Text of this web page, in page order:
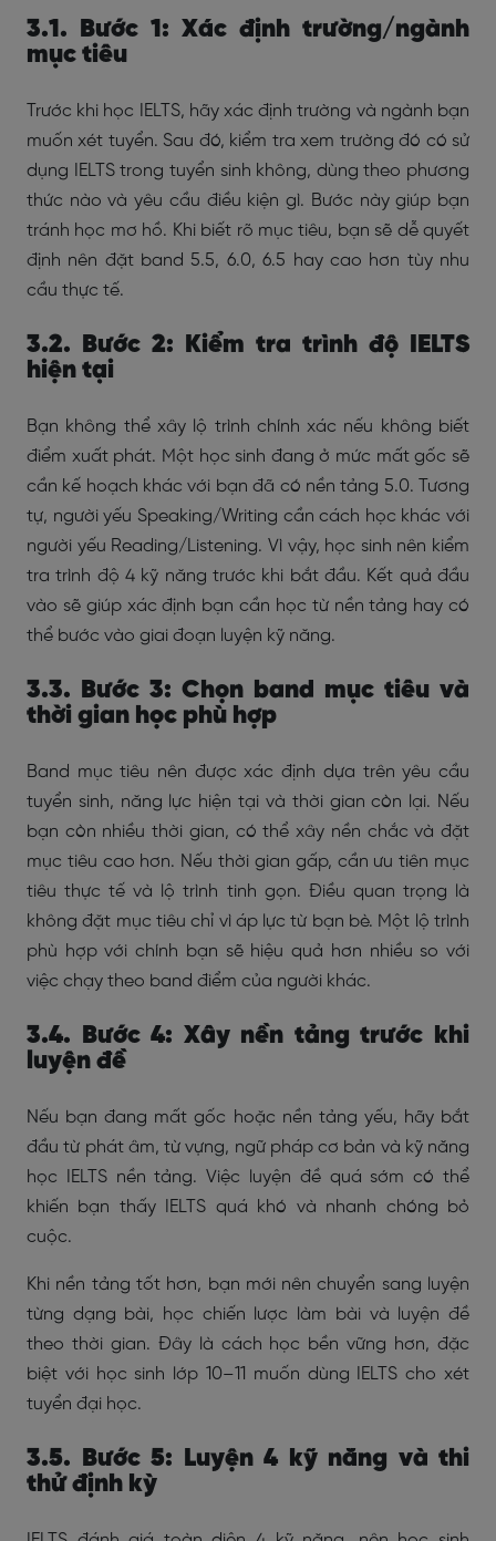
3.1. Bước 1: Xác định trường/ngành
mục tiêu
Trước khi học IELTS, hãy xác định trường và ngành bạn
muốn xét tuyển. Sau đó, kiểm tra xem trường đó có sử
dụng IELTS trong tuyển sinh không, dùng theo phương
thức nào và yêu cầu điều kiện gì. Bước này giúp bạn
tránh học mơ hồ. Khi biết rõ mục tiêu, bạn sẽ dễ quyết
định nên đặt band 5.5, 6.0, 6.5 hay cao hơn tùy nhu
cầu thực tế.
3.2. Bước 2: Kiểm tra trình độ IELTS
hiện tại
Bạn không thể xây lộ trình chính xác nếu không biết
điểm xuất phát. Một học sinh đang ở mức mất gốc sẽ
cần kế hoạch khác với bạn đã có nền tảng 5.0. Tương
tự, người yếu Speaking/Writing cần cách học khác với
người yếu Reading/Listening. Vì vậy, học sinh nên kiểm
tra trình độ 4 kỹ năng trước khi bắt đầu. Kết quả đầu
vào sẽ giúp xác định bạn cần học từ nền tảng hay có
thể bước vào giai đoạn luyện kỹ năng.
3.3. Bước 3: Chọn band mục tiêu và
thời gian học phù hợp
Band mục tiêu nên được xác định dựa trên yêu cầu
tuyển sinh, năng lực hiện tại và thời gian còn lại. Nếu
bạn còn nhiều thời gian, có thể xây nền chắc và đặt
mục tiêu cao hơn. Nếu thời gian gấp, cần ưu tiên mục
tiêu thực tế và lộ trình tinh gọn. Điều quan trọng là
không đặt mục tiêu chỉ vì áp lực từ bạn bè. Một lộ trình
phù hợp với chính bạn sẽ hiệu quả hơn nhiều so với
việc chạy theo band điểm của người khác.
3.4. Bước 4: Xây nền tảng trước khi
luyện đề
Nếu bạn đang mất gốc hoặc nền tảng yếu, hãy bắt
đầu từ phát âm, từ vựng, ngữ pháp cơ bản và kỹ năng
học IELTS nền tảng. Việc luyện đề quá sớm có thể
khiến bạn thấy IELTS quá khó và nhanh chóng bỏ
cuộc.
Khi nền tảng tốt hơn, bạn mới nên chuyển sang luyện
từng dạng bài, học chiến lược làm bài và luyện đề
theo thời gian. Đây là cách học bền vững hơn, đặc
biệt với học sinh lớp 10–11 muốn dùng IELTS cho xét
tuyển đại học.
3.5. Bước 5: Luyện 4 kỹ năng và thi
thử định kỳ